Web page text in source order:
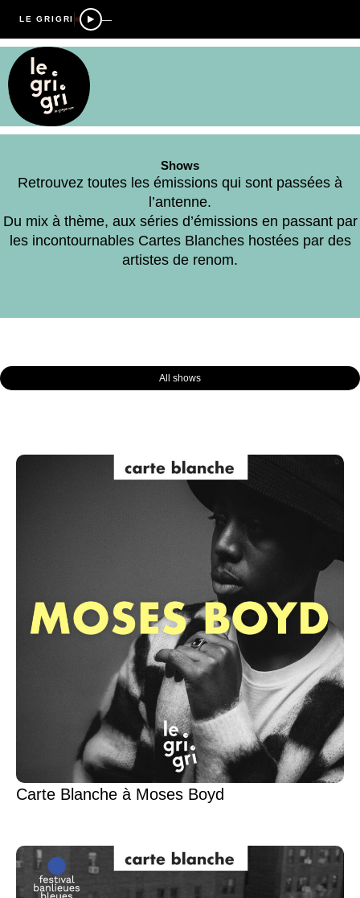
LE GRIGRI —
Shows
Retrouvez toutes les émissions qui sont passées à
l’antenne.
Du mix à thème, aux séries d’émissions en passant par
les incontournables Cartes Blanches hostées par des
artistes de renom.
All shows
Carte Blanche à Moses Boyd
Page Page